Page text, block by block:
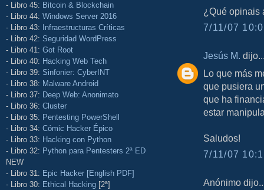
- Libro 45: Bitcoin & Blockchain
- Libro 44: Windows Server 2016
- Libro 43:
Infraestructuras Críticas
- Libro 42: Seguridad WordPress
- Libro 41: Got Root
- Libro 40: Hacking Web Tech
- Libro 39: Sinfonier: CyberINT
- Libro 38: Malware Android
- Libro 37: Deep Web: Anonimato
- Libro 36: Cluster
- Libro 35: Pentesting PowerShell
- Libro 34: Cómic Hacker Épico
- Libro 33: Hacking con Python
- Libro 32: Python para Pentesters 2ª ED
NEW
- Libro 31: Epic Hacker [English PDF]
- Libro 30: Ethical Hacking [2ª]
¿Qué opinais
7/11/07
Jesús M.
Lo que más
que pusiera
que ha
estar
Saludos!
7/11/07
Anónimo